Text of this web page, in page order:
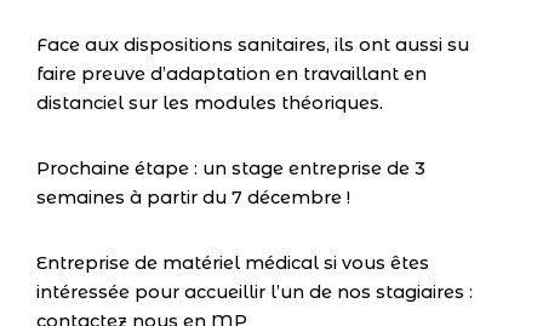
Face aux dispositions sanitaires, ils ont aussi su
faire preuve d’adaptation en travaillant en
distanciel sur les modules théoriques.
Prochaine étape : un stage entreprise de 3
semaines à partir du 7 décembre !
Entreprise de matériel médical si vous êtes
intéressée pour accueillir l’un de nos stagiaires :
contactez nous en MP